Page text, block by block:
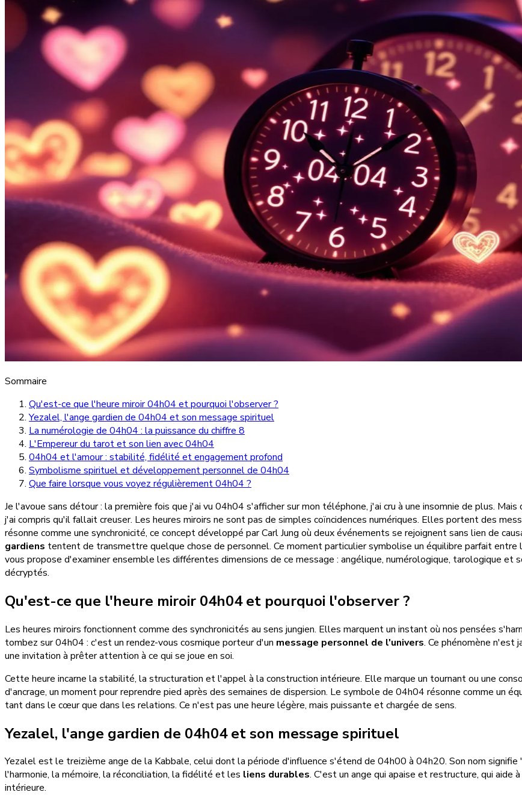
Sommaire
Qu'est-ce que l'heure miroir 04h04 et pourquoi l'observer ?
Yezalel, l'ange gardien de 04h04 et son message spirituel
La numérologie de 04h04 : la puissance du chiffre 8
L'Empereur du tarot et son lien avec 04h04
04h04 et l'amour : stabilité, fidélité et engagement profond
Symbolisme spirituel et développement personnel de 04h04
Que faire lorsque vous voyez régulièrement 04h04 ?
Je l'avoue sans détour : la première fois que j'ai vu 04h04 s'afficher sur mon téléphone, j'ai cru à une insomnie de plus.
j'ai compris qu'il fallait creuser. Les heures miroirs ne sont pas de simples coïncidences numériques. Elles portent des
résonne comme une synchronicité, ce concept développé par Carl Jung où deux événements se rejoignent sans lien de
gardiens tentent de transmettre quelque chose de personnel. Ce moment particulier symbolise un équilibre parfait
vous propose d'examiner ensemble les différentes dimensions de ce message : angélique, numérologique, tarologique et
décryptés.
Qu'est-ce que l'heure miroir 04h04 et pourquoi l'observer ?
Les heures miroirs fonctionnent comme des synchronicités au sens jungien. Elles marquent un instant où nos pensées
tombez sur 04h04 : c'est un rendez-vous cosmique porteur d'un message personnel de l'univers. Ce phénomène n'est
une invitation à prêter attention à ce qui se joue en soi.
Cette heure incarne la stabilité, la structuration et l'appel à la construction intérieure. Elle marque un tournant ou une
d'ancrage, un moment pour reprendre pied après des semaines de dispersion. Le symbole de 04h04 résonne comme un
tant dans le cœur que dans les relations. Ce n'est pas une heure légère, mais puissante et chargée de sens.
Yezalel, l'ange gardien de 04h04 et son message spirituel
Yezalel est le treizième ange de la Kabbale, celui dont la période d'influence s'étend de 04h00 à 04h20. Son nom
l'harmonie, la mémoire, la réconciliation, la fidélité et les liens durables. C'est un ange qui apaise et restructure, qui
intérieure.